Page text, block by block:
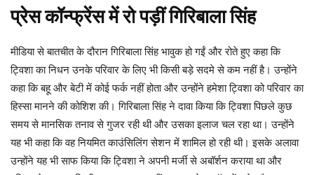
प्रेस कॉन्फ्रेंस में रो पड़ीं गिरिबाला सिंह
मीडिया से बातचीत के दौरान गिरिबाला सिंह भावुक हो गईं और रोते हुए कहा कि
ट्विशा का निधन उनके परिवार के लिए भी किसी बड़े सदमे से कम नहीं है। उन्होंने
कहा कि बहू और बेटी में कोई फर्क नहीं होता और उन्होंने हमेशा ट्विशा को परिवार का
हिस्सा मानने की कोशिश की। गिरिबाला सिंह ने दावा किया कि ट्विशा पिछले कुछ
समय से मानसिक तनाव से गुजर रही थी और उसका इलाज चल रहा था। उन्होंने
यह भी कहा कि वह नियमित काउंसिलिंग सेशन में शामिल हो रही थी। इसके अलावा
उन्होंने यह भी साफ किया कि ट्विशा ने अपनी मर्जी से अबॉर्शन कराया था और